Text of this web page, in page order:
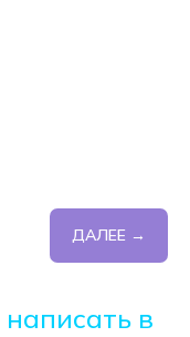
ДАЛЕЕ →
написать в